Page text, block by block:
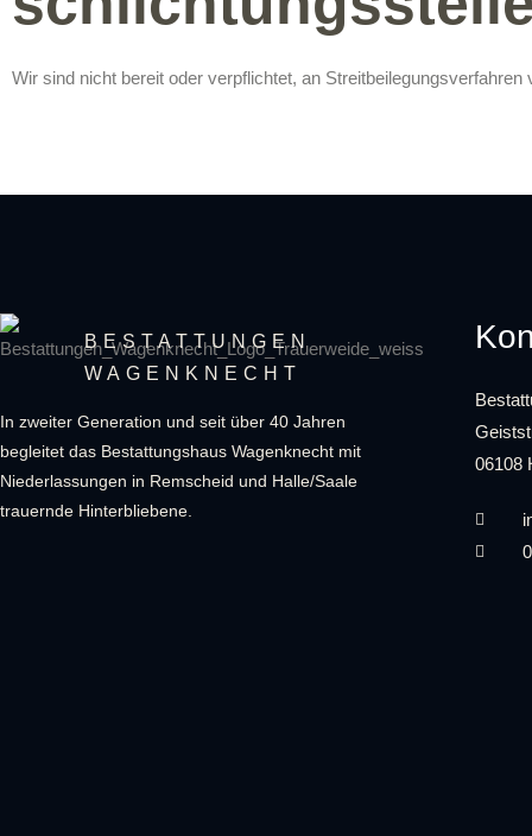
Wir sind nicht bereit oder verpflichtet, an
BESTATTUNGEN
WAGENKNECHT
In zweiter Generation und seit über 40 Jahren
begleitet das Bestattungshaus Wagenknecht mit
Niederlassungen in Remscheid und Halle/Saale
trauernde Hinterbliebene.
06108